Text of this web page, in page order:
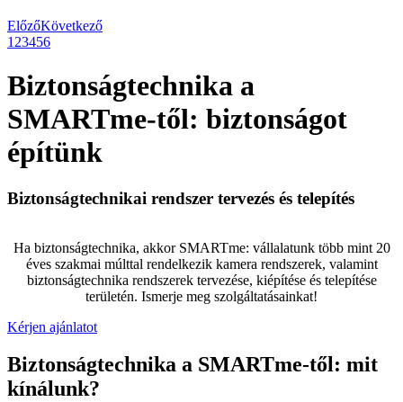
ElőzőKövetkező
1 23456
Biztonságtechnika a
SMARTme-től: biztonságot
építünk
Biztonságtechnikai rendszer tervezés és telepítés
Ha biztonságtechnika, akkor SMARTme: vállalatunk több mint 20
éves szakmai múlttal rendelkezik kamera rendszerek, valamint
biztonságtechnika rendszerek tervezése, kiépítése és telepítése
területén. Ismerje meg szolgáltatásainkat!
Kérjen ajánlatot
Biztonságtechnika a SMARTme-től: mit
kínálunk?